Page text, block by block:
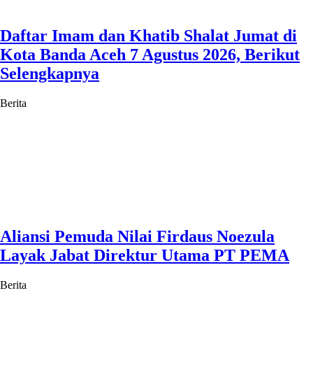
Daftar Imam dan Khatib Shalat Jumat di
Kota Banda Aceh 7 Agustus 2026, Berikut
Selengkapnya
Berita
Aliansi Pemuda Nilai Firdaus Noezula
Layak Jabat Direktur Utama PT PEMA
Berita